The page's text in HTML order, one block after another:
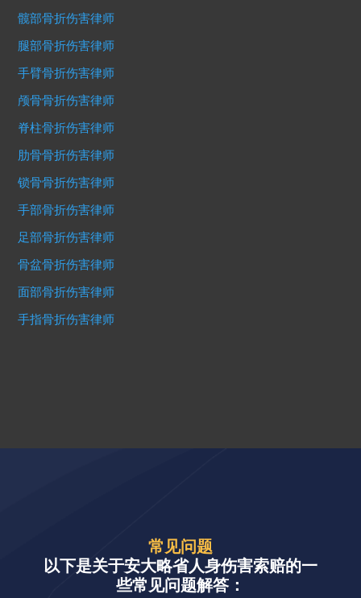
髋部骨折伤害律师
腿部骨折伤害律师
手臂骨折伤害律师
颅骨骨折伤害律师
脊柱骨折伤害律师
肋骨骨折伤害律师
锁骨骨折伤害律师
手部骨折伤害律师
足部骨折伤害律师
骨盆骨折伤害律师
面部骨折伤害律师
手指骨折伤害律师
常见问题
以下是关于安大略省人身伤害索赔的一
些常见问题解答：